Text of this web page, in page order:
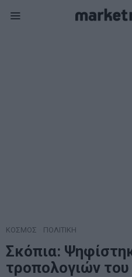
ΚΟΣΜΟΣ ΠΟΛΙΤΙΚΗ
Σκόπια:
τροπολογιών